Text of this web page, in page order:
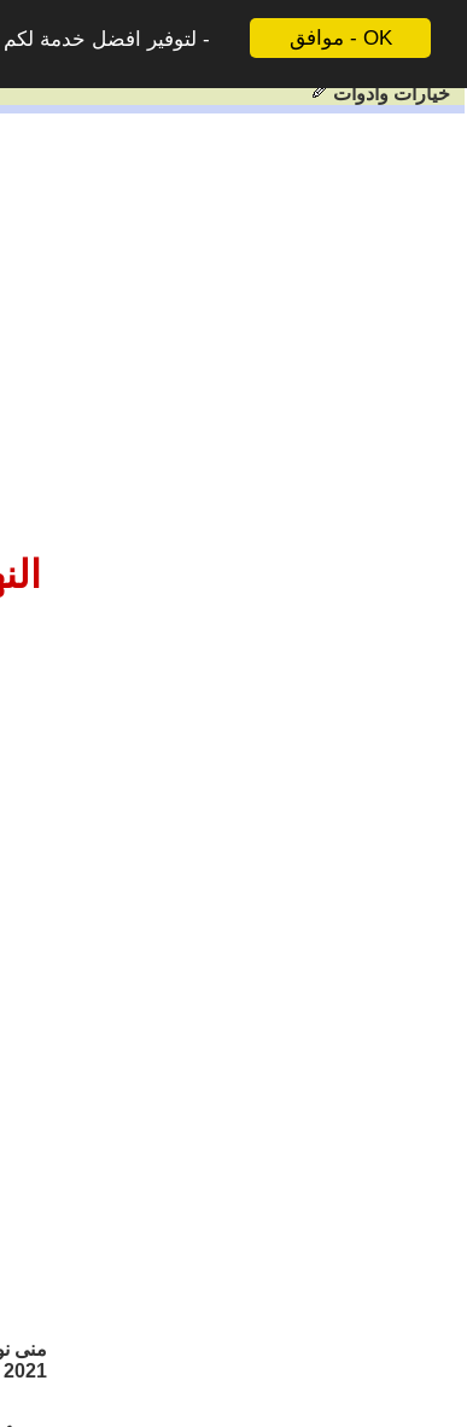
موافق - OK
لتوفير افضل خدمة لكم
خيارات وادوات
منى
2021 / 6 / 25